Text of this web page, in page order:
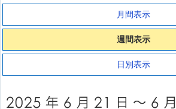
月間表示
週間表示
日別表示